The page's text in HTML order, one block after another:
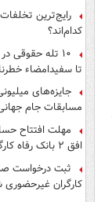
رایج‌ترین
کدام‌اند؟
۱۰ تله حقوقی
تا سفیدامضاء
جایزه‌های
مسابقات جام
مهلت افتتاح
افق ۲ بانک رفاه کارگران تمدید شد
ثبت درخواست
کارگران